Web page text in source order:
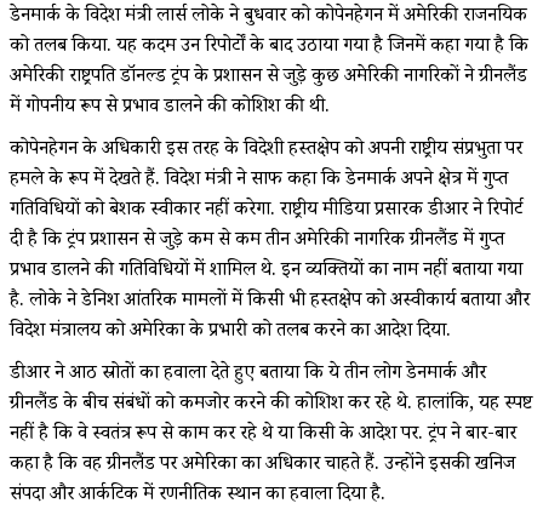
डेनमार्क के विदेश मंत्री लार्स लोके ने बुधवार को कोपेनहेगन में अमेरिकी राजनयिक
को तलब किया. यह कदम उन रिपोर्टों के बाद उठाया गया है जिनमें कहा गया है कि
अमेरिकी राष्ट्रपति डॉनल्ड ट्रंप के प्रशासन से जुड़े कुछ अमेरिकी नागरिकों ने ग्रीनलैंड
में गोपनीय रूप से प्रभाव डालने की कोशिश की थी.
कोपेनहेगन के अधिकारी इस तरह के विदेशी हस्तक्षेप को अपनी राष्ट्रीय संप्रभुता पर
हमले के रूप में देखते हैं. विदेश मंत्री ने साफ कहा कि डेनमार्क अपने क्षेत्र में गुप्त
गतिविधियों को बेशक स्वीकार नहीं करेगा. राष्ट्रीय मीडिया प्रसारक डीआर ने रिपोर्ट
दी है कि ट्रंप प्रशासन से जुड़े कम से कम तीन अमेरिकी नागरिक ग्रीनलैंड में गुप्त
प्रभाव डालने की गतिविधियों में शामिल थे. इन व्यक्तियों का नाम नहीं बताया गया
है. लोके ने डेनिश आंतरिक मामलों में किसी भी हस्तक्षेप को अस्वीकार्य बताया और
विदेश मंत्रालय को अमेरिका के प्रभारी को तलब करने का आदेश दिया.
डीआर ने आठ स्रोतों का हवाला देते हुए बताया कि ये तीन लोग डेनमार्क और
ग्रीनलैंड के बीच संबंधों को कमजोर करने की कोशिश कर रहे थे. हालांकि, यह स्पष्ट
नहीं है कि वे स्वतंत्र रूप से काम कर रहे थे या किसी के आदेश पर. ट्रंप ने बार-बार
कहा है कि वह ग्रीनलैंड पर अमेरिका का अधिकार चाहते हैं. उन्होंने इसकी खनिज
संपदा और आर्कटिक में रणनीतिक स्थान का हवाला दिया है.